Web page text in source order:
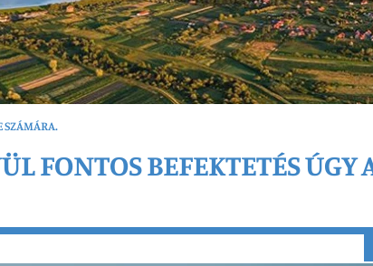
SZÁMÁRA.
FONTOS BEFEKTETÉS ÚGY